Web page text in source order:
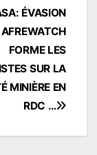
ÉVASION
FORME LES
SUR LA
MINIÈRE EN
RDC …